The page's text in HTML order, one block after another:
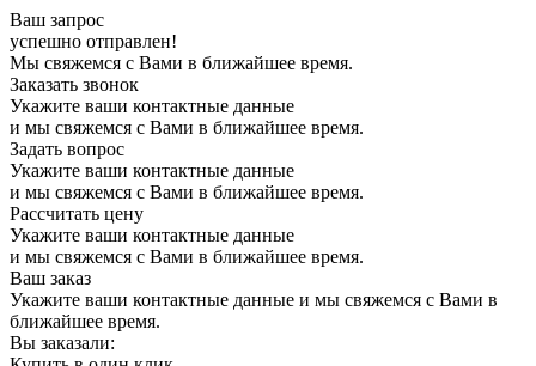
Ваш запрос
успешно отправлен!
Мы свяжемся с Вами в ближайшее время.
Заказать звонок
Укажите ваши контактные данные
и мы свяжемся с Вами в ближайшее время.
Задать вопрос
Укажите ваши контактные данные
и мы свяжемся с Вами в ближайшее время.
Рассчитать цену
Укажите ваши контактные данные
и мы свяжемся с Вами в ближайшее время.
Ваш заказ
Укажите ваши контактные данные и мы свяжемся с Вами в
ближайшее время.
Вы заказали: